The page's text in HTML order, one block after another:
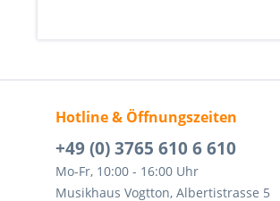
Hotline & Öffnungszeiten
+49 (0) 3765 610 6 610
Mo-Fr, 10:00 - 16:00 Uhr
Musikhaus Vogtton, Albertistrasse 5